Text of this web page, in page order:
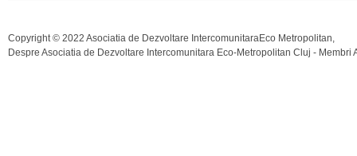
Copyright © 2022 Asociatia de Dezvoltare IntercomunitaraEco Metropolitan,
Despre Asociatia de Dezvoltare Intercomunitara Eco-Metropolitan Cluj - Membri